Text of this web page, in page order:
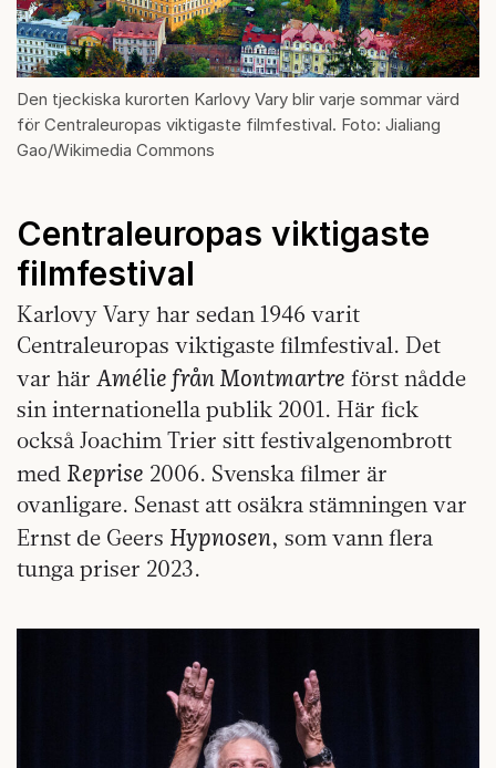
Den tjeckiska kurorten Karlovy Vary blir varje sommar värd
för Centraleuropas viktigaste filmfestival. Foto: Jialiang
Gao/Wikimedia Commons
Centraleuropas viktigaste
filmfestival
Karlovy Vary har sedan 1946 varit
Centraleuropas viktigaste filmfestival. Det
var här Amélie från Montmartre först nådde
sin internationella publik 2001. Här fick
också Joachim Trier sitt festivalgenombrott
med Reprise 2006. Svenska filmer är
ovanligare. Senast att osäkra stämningen var
Ernst de Geers Hypnosen, som vann flera
tunga priser 2023.